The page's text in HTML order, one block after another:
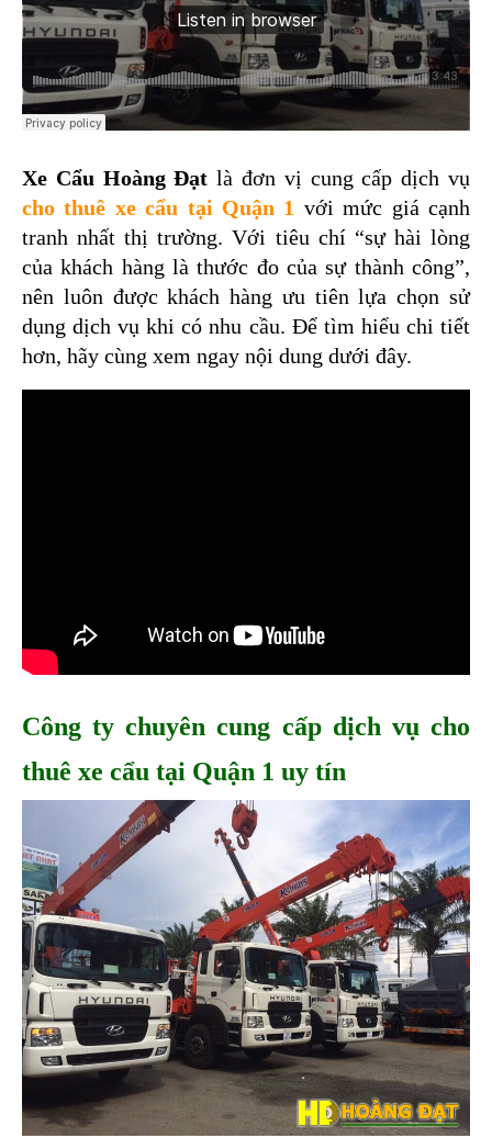
Xe Cẩu Hoàng Đạt
cho thuê xe cẩu tại Quận 1 với mức giá cạnh
tranh nhất thị trường. Với tiêu chí “sự hài lòng
của khách hàng là thước đo của sự thành công”,
nên luôn được khách hàng ưu tiên lựa chọn sử
dụng dịch vụ khi có nhu cầu. Để tìm hiểu chi tiết
hơn, hãy cùng xem ngay nội dung dưới đây.
Công ty chuyên cung cấp dịch vụ cho
thuê xe cẩu tại Quận 1 uy tín